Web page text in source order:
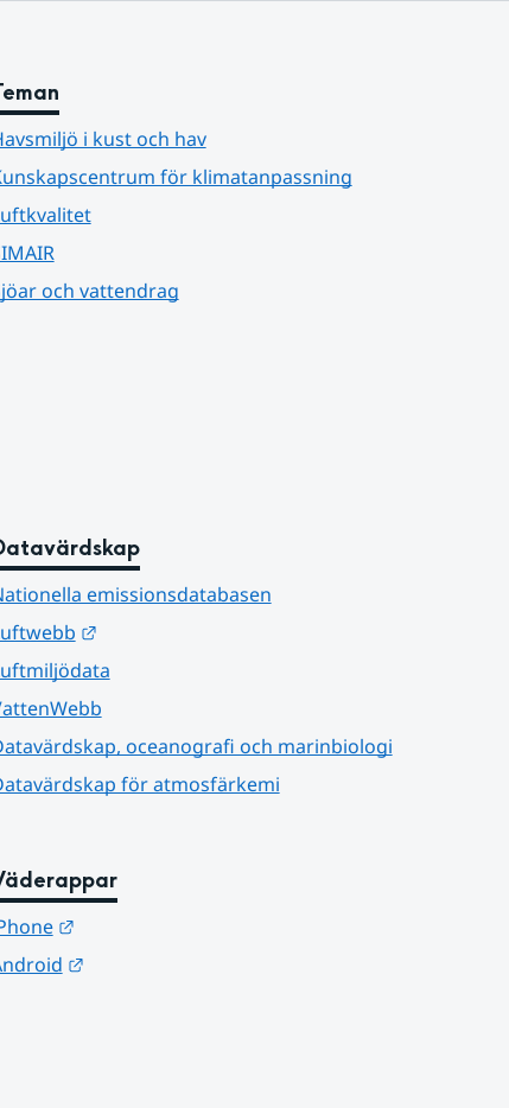
i kust och hav
för klimatanpassning
och vattendrag
emissionsdatabasen
Länk till annan webbplats.
oceanografi och marinbiologi
för atmosfärkemi
Länk till annan webbplats.
Länk till annan webbplats.